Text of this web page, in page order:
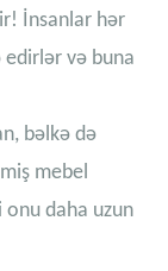
İnsanlar hər
və buna
bəlkə də
mebel
onu daha uzun